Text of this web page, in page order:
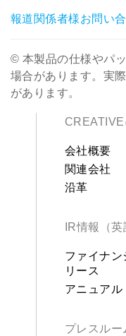
報道関係者様お問い
© 本製品の仕様やパ
場合があります。実
があります。
CREATIVE
会社概要
関連会社
沿革
IR情報（英
ファイナン
リース
アニュアル
プレスルー